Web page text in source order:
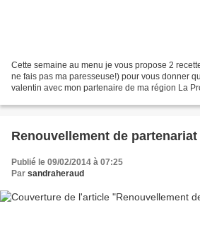
Cette semaine au menu je vous propose 2
ne fais pas ma paresseuse!) pour vous donner
valentin avec mon partenaire de ma région La
Renouvellement de
Publié le 09/02/2014 à 07:25
Par sandraheraud